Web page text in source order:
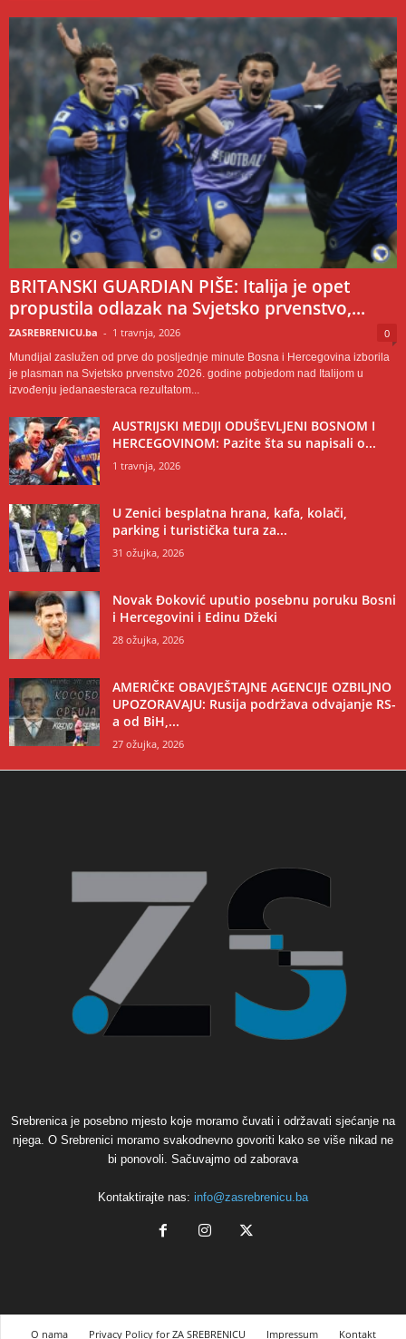
BRITANSKI GUARDIAN PIŠE: Italija je opet
propustila odlazak na Svjetsko prvenstvo,...
ZASREBRENICU.ba - 1 travnja, 2026 0
Mundijal zaslužen od prve do posljednje minute Bosna i Hercegovina izborila
je plasman na Svjetsko prvenstvo 2026. godine pobjedom nad Italijom u
izvođenju jedanaesteraca rezultatom...
AUSTRIJSKI MEDIJI ODUŠEVLJENI BOSNOM I
HERCEGOVINOM: Pazite šta su napisali o...
1 travnja, 2026
U Zenici besplatna hrana, kafa, kolači,
parking i turistička tura za...
31 ožujka, 2026
Novak Đoković uputio posebnu poruku Bosni
i Hercegovini i Edinu Džeki
28 ožujka, 2026
AMERIČKE OBAVJEŠTAJNE AGENCIJE OZBILJNO
UPOZORAVAJU: Rusija podržava odvajanje RS-
a od BiH,...
27 ožujka, 2026
Srebrenica je posebno mjesto koje moramo čuvati i održavati sjećanje na
njega. O Srebrenici moramo svakodnevno govoriti kako se više nikad ne
bi ponovoli. Sačuvajmo od zaborava
Kontaktirajte nas: info@zasrebrenicu.ba
O nama Privacy Policy for ZA SREBRENICU Impressum Kontakt